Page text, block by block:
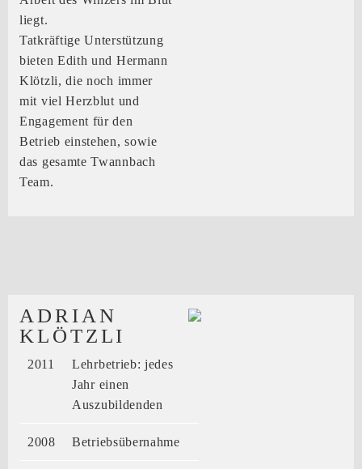
liegt.
Tatkräftige Unterstützung
bieten Edith und Hermann
Klötzli, die noch immer
mit viel Herzblut und
Engagement für den
Betrieb einstehen, sowie
das gesamte Twannbach
Team.
ADRIAN
KLÖTZLI
2011
Lehrbetrieb: jedes
Jahr einen
Auszubildenden
2008 Betriebsübernahme